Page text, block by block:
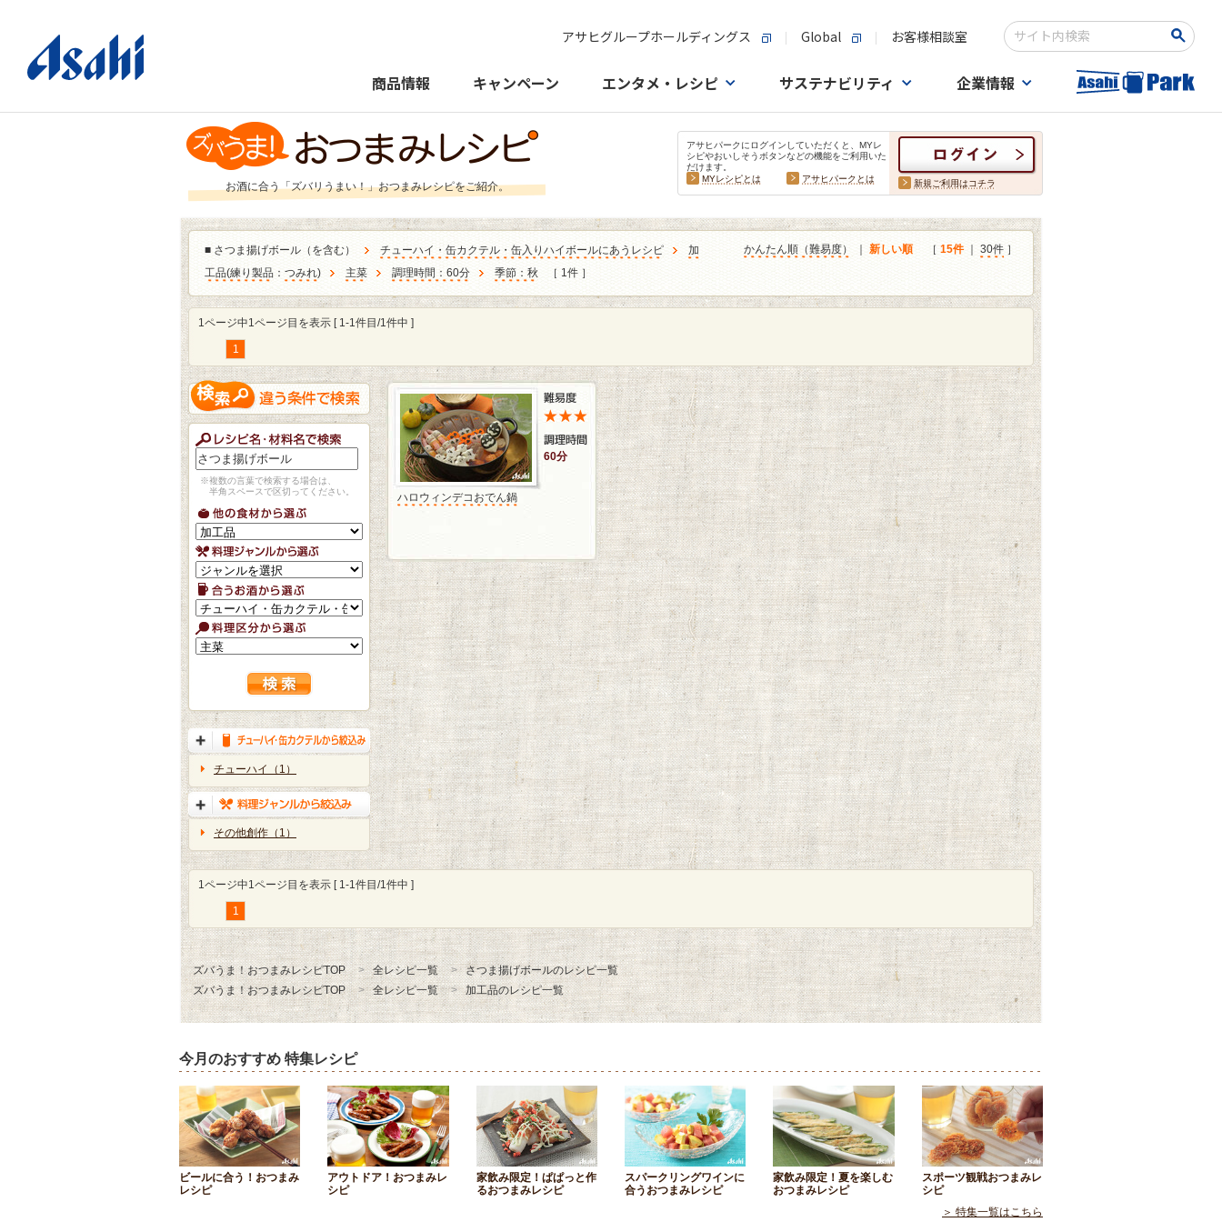
アサヒグループホールディングス Global お客様相談室
検索キーワード入力
商品情報 キャンペーン エンタメ・レシピ サステナビリティ 企業情報
お酒に合う「ズバリうまい！」おつまみレシピをご紹介。
アサヒパークにログインしていただくと、MYレ
シピやおいしそうボタンなどの機能をご利用いた
だけます。
MYレシピとは
アサヒパークとは 新規ご利用はコチラ
■ さつま揚げボール（を含む） チューハイ・缶カクテル・缶入りハイボールにあうレシピ
加
工品(練り製品 ： つみれ) 主菜 調理時間：60分 季節：秋 ［ 1件 ］
かんたん順（難易度） 新しい順 ［ 15件｜ 30件 ］
1ページ中1ページ目を表示 [ 1-1件目/1件中 ]
1
※複数の言葉で検索する場合は、
半角スペースで区切ってください。
チューハイ（1）
その他創作（1）
60分
ハロウィンデコおでん鍋
1ページ中1ページ目を表示 [ 1-1件目/1件中 ]
1
ズバうま！おつまみレシピTOP 全レシピ一覧
さつま揚げボールのレシピ一覧
ズバうま！おつまみレシピTOP
全レシピ一覧 加工品のレシピ一覧
今月のおすすめ 特集レシピ
ビールに合う！おつまみ
レシピ
アウトドア！おつまみレ
シピ
家飲み限定！ぱぱっと作
るおつまみレシピ
スパークリングワインに
合うおつまみレシピ
家飲み限定！夏を楽しむ
おつまみレシピ
スポーツ観戦おつまみレ
シピ
＞ 特集一覧はこちら